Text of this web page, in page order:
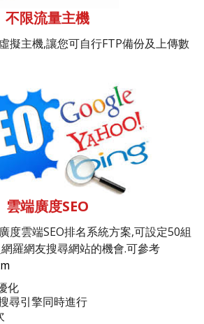
不限流量主機
擬主機,讓您可自行FTP備份及上傳數
雲端廣度SEO
度雲端SEO排名系統方案,可設定50組
羅網友搜尋網站的機會.可參考
化
尋引擎同時進行